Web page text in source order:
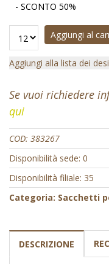
- SCONTO 50%
Aggiungi al
Aggiungi alla lista dei
Se vuoi richiedere
qui
COD: 383267
Disponibilità sede: 0
Disponibilità filiale: 35
Categoria: Sacchetti
DESCRIZIONE